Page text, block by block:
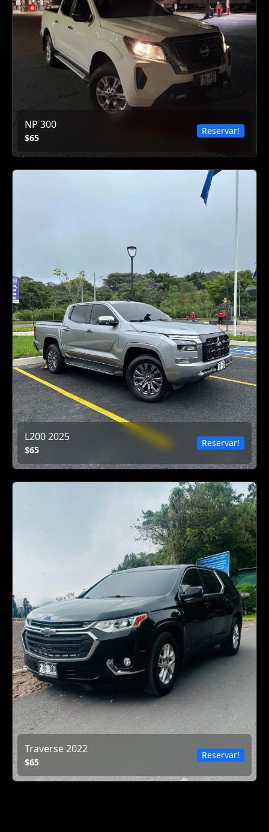
NP 300
$65
Reservar!
L200 2025
$65
Reservar!
Traverse 2022
$65
Reservar!